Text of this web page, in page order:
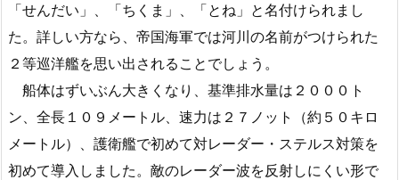
「せんだい」、「ちくま」、「とね」と名付けられまし
た。詳しい方なら、帝国海軍では河川の名前がつけられた
２等巡洋艦を思い出されることでしょう。
船体はずいぶん大きくなり、基準排水量は２０００ト
ン、全長１０９メートル、速力は２７ノット（約５０キロ
メートル）、護衛艦で初めて対レーダー・ステルス対策を
初めて導入しました。敵のレーダー波を反射しにくい形で